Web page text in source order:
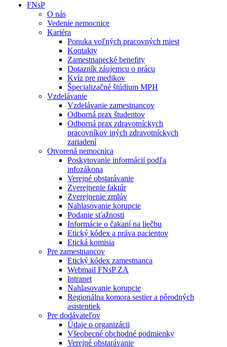
FNsP
O nás
Vedenie nemocnice
Kariéra
Ponuka voľných pracovných miest
Kontakty
Zamestnanecké benefity
Dotazník záujemcu o prácu
Kvíz pre medikov
Špecializačné štúdium MPH
Vzdelávanie
Vzdelávanie zamestnancov
Odborná prax študentov
Odborná prax zdravotníckych
pracovníkov iných zdravotníckych
zariadení
Otvorená nemocnica
Poskytovanie informácií podľa
infozákona
Verejné obstarávanie
Zverejnenie faktúr
Zverejnenie zmlúv
Nahlasovanie korupcie
Podanie sťažnosti
Informácie o čakaní na liečbu
Etický kódex a práva pacientov
Etická komisia
Pre zamestnancov
Etický kódex zamestnanca
Webmail FNsP ZA
Intranet
Nahlasovanie korupcie
Regionálna komora sestier a pôrodných
asistentiek
Pre dodávateľov
Údaje o organizácii
Všeobecné obchodné podmienky
Verejné obstarávanie